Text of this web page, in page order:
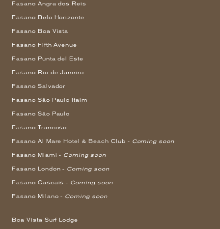
Fasano Angra dos Reis
Fasano Belo Horizonte
Fasano Boa Vista
Fasano Fifth Avenue
Fasano Punta del Este
Fasano Rio de Janeiro
Fasano Salvador
Fasano São Paulo Itaim
Fasano São Paulo
Fasano Trancoso
Fasano Al Mare Hotel & Beach Club - Coming soon
Fasano Miami - Coming soon
Fasano London - Coming soon
Fasano Cascais - Coming soon
Fasano Milano - Coming soon
Boa Vista Surf Lodge